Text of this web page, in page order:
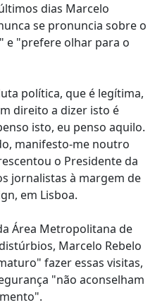
dias Marcelo
se pronuncia sobre o
e "prefere olhar para o
política, que é legítima,
direito a dizer isto é
isto, eu penso aquilo.
manifesto-me noutro
o Presidente da
jornalistas à margem de
em Lisboa.
Área Metropolitana de
Marcelo Rebelo
fazer essas visitas,
"não aconselham